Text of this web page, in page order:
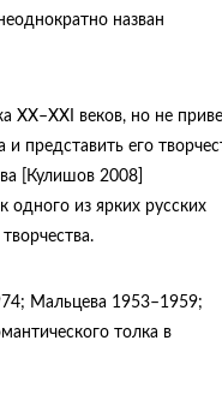
назван
XX–XXI веков, но не
представить его
[Кулишов 2008]
одного из ярких русских
Мальцева 1953–1959;
толка в